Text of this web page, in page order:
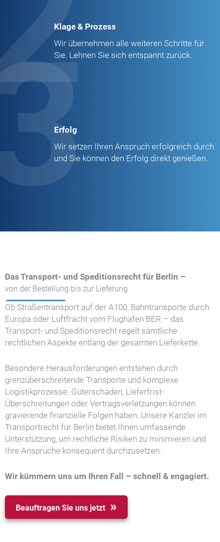
Klage & Prozess
Wir übernehmen alle weiteren Schritte für
Sie. Lehnen Sie sich entspannt zurück.
Erfolg
Wir setzen Ihren Anspruch erfolgreich durch
und Sie können den Erfolg direkt genießen.
Das Transport- und Speditionsrecht für Berlin –
von der Bestellung bis zur Lieferung
Ob Straßentransport auf der A100, Bahntransporte durch
Europa oder Luftfracht vom Flughafen BER – das
Transport- und Speditionsrecht regelt sämtliche
rechtlichen Aspekte entlang der gesamten Lieferkette.
Besondere Herausforderungen entstehen durch
grenzüberschreitende Transporte und komplexe
Logistikprozesse. Güterschäden, Lieferfrist-
Überschreitungen oder Vertragsverletzungen können
gravierende finanzielle Folgen haben. Unsere Kanzlei im
Transportrecht für Berlin bietet Ihnen umfassende
Unterstützung, um rechtliche Risiken zu minimieren und
Ihre Ansprüche konsequent durchzusetzen.
Wir kümmern uns um Ihren Fall – schnell & engagiert.
Beauftragen Sie uns jetzt